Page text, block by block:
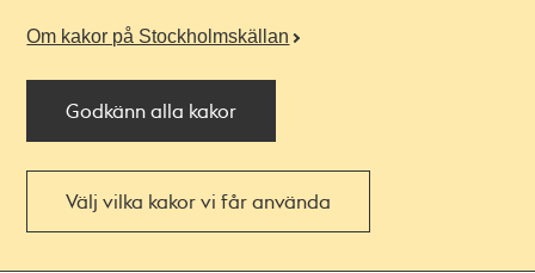
Om kakor på Stockholmskällan
Godkänn alla kakor
Välj vilka kakor vi får använda